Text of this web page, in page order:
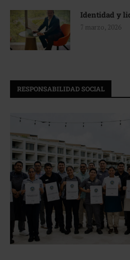
Identidad y
7 marzo, 2026
RESPONSABILIDAD SOCIAL